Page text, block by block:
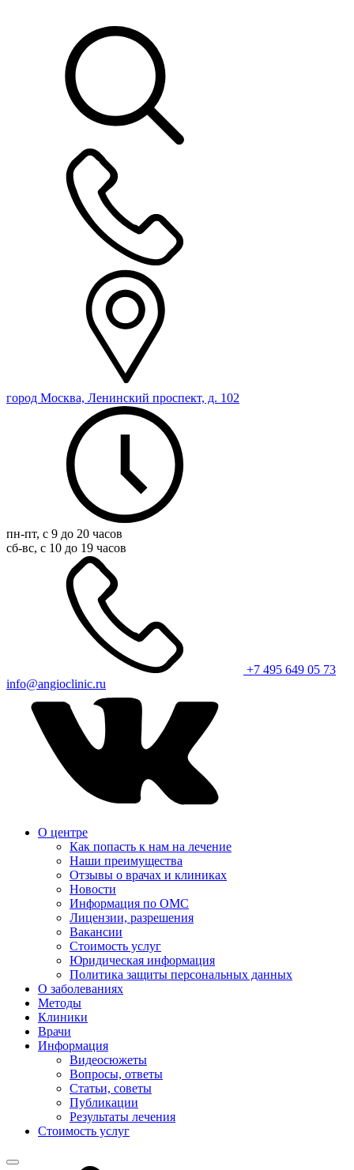
город Москва, Ленинский проспект, д. 102
пн-пт, с 9 до 20 часов
сб-вс, с 10 до 19 часов
+7 495 649 05 73
info@angioclinic.ru
О центре
Как попасть к нам на лечение
Наши преимущества
Отзывы о врачах и клиниках
Новости
Информация по ОМС
Лицензии, разрешения
Вакансии
Стоимость услуг
Юридическая информация
Политика защиты персональных данных
О заболеваниях
Методы
Клиники
Врачи
Информация
Видеосюжеты
Вопросы, ответы
Статьи, советы
Публикации
Результаты лечения
Стоимость услуг